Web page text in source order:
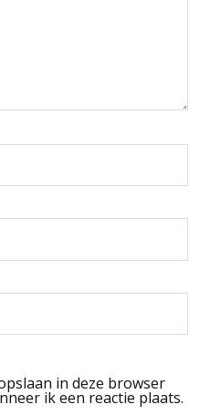
in deze browser
ik een reactie plaats.